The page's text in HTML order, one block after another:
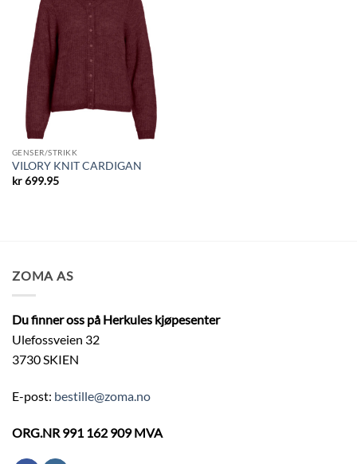
GENSER/STRIKK
VILORY KNIT CARDIGAN
kr699.95
ZOMA AS
Du finner oss på Herkules kjøpesenter
Ulefossveien 32
3730 SKIEN
E-post: bestille@zoma.no
ORG.NR 991 162 909 MVA